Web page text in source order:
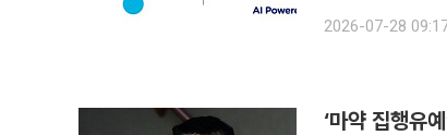
와 산업 영향력 등
2026-07-28
‘마약 집행유